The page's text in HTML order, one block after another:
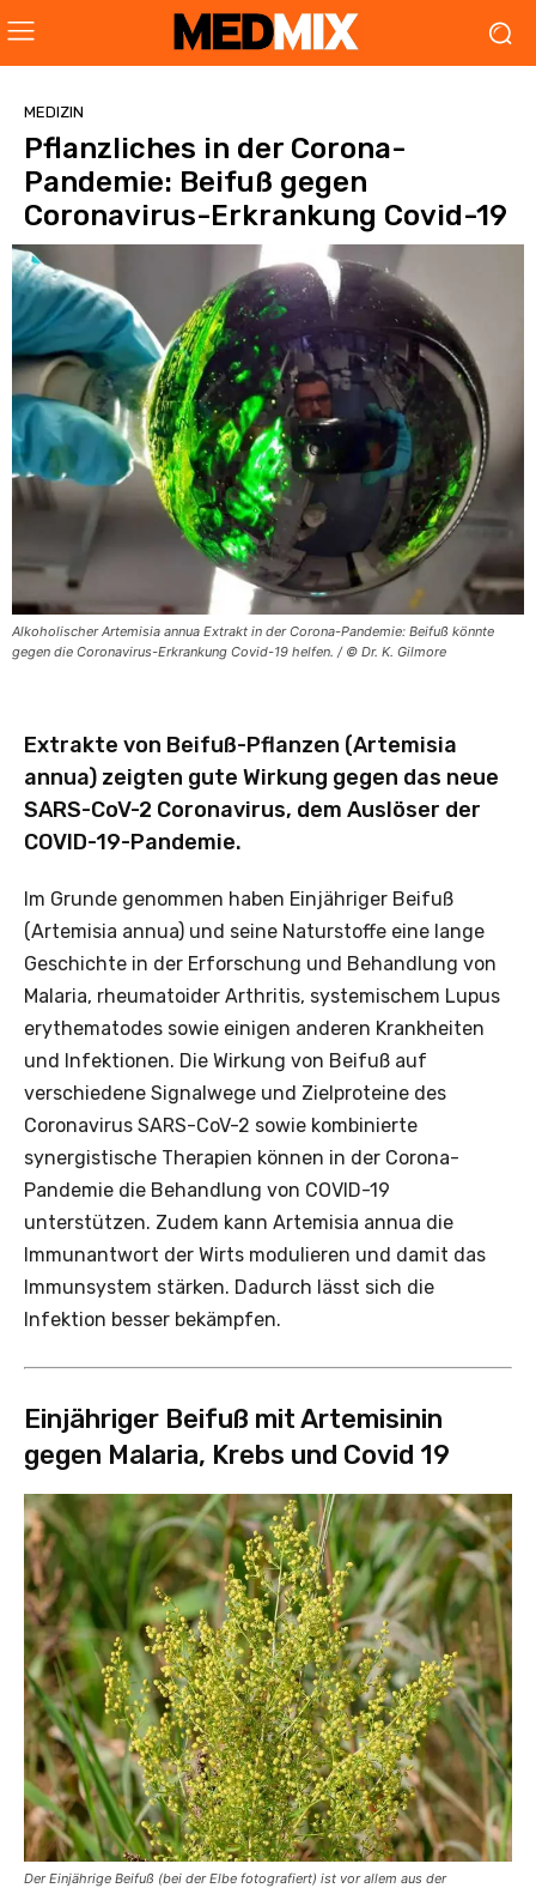
MEDIZIN
Pflanzliches in der Corona-
Pandemie: Beifuß gegen
Coronavirus-Erkrankung Covid-19
Alkoholischer Artemisia annua Extrakt in der Corona-Pandemie: Beifuß könnte
gegen die Coronavirus-Erkrankung Covid-19 helfen. / © Dr. K. Gilmore
Extrakte von Beifuß-Pflanzen (Artemisia
annua) zeigten gute Wirkung gegen das neue
SARS-CoV-2 Coronavirus, dem Auslöser der
COVID-19-Pandemie.
Im Grunde genommen haben Einjähriger Beifuß
(Artemisia annua) und seine Naturstoffe eine lange
Geschichte in der Erforschung und Behandlung von
Malaria, rheumatoider Arthritis, systemischem Lupus
erythematodes sowie einigen anderen Krankheiten
und Infektionen. Die Wirkung von Beifuß auf
verschiedene Signalwege und Zielproteine des
Coronavirus SARS-CoV-2 sowie kombinierte
synergistische Therapien können in der Corona-
Pandemie die Behandlung von COVID-19
unterstützen. Zudem kann Artemisia annua die
Immunantwort der Wirts modulieren und damit das
Immunsystem stärken. Dadurch lässt sich die
Infektion besser bekämpfen.
Einjähriger Beifuß mit Artemisinin
gegen Malaria, Krebs und Covid 19
Der Einjährige Beifuß (bei der Elbe fotografiert) ist vor allem aus der